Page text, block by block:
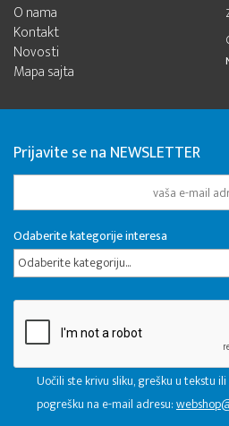
O nama
Kontakt
Novosti
Mapa sajta
Prijavite se na NEWSLETTER
Odaberite kategorije interesa
Odaberite kategoriju...
Uočili ste krivu sliku, grešku u tekstu
pogrešku na e-mail adresu: